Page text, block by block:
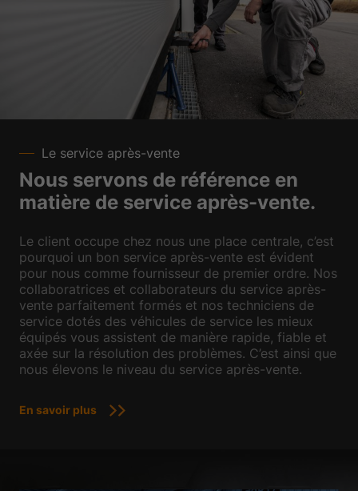
Le service après-vente
Nous servons de référence en
matière de service après-vente.
Le client occupe chez nous une place centrale, c’est
pourquoi un bon service après-vente est évident
pour nous comme fournisseur de premier ordre. Nos
collaboratrices et collaborateurs du service après-
vente parfaitement formés et nos techniciens de
service dotés des véhicules de service les mieux
équipés vous assistent de manière rapide, fiable et
axée sur la résolution des problèmes. C’est ainsi que
nous élevons le niveau du service après-vente.
En savoir plus